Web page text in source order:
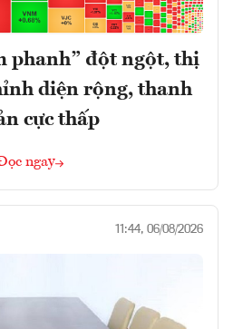
phanh” đột ngột, thị
diện rộng, thanh
cực thấp
ngay
11:44, 06/08/2026